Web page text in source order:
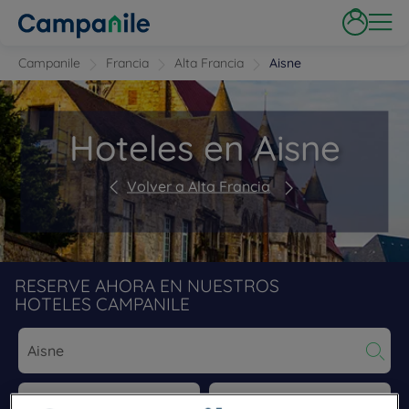
Campanile Francia Alta Francia Aisne
Hoteles en Aisne
Volver a Alta Francia
RESERVE AHORA EN NUESTROS
HOTELES CAMPANILE